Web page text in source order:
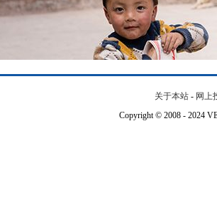
关于本站 - 网上
Copyright © 2008 - 2024